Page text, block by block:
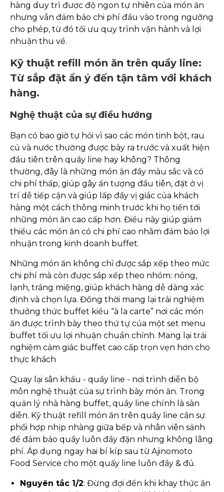
hàng duy trì được độ ngon tự nhiên của món ăn
nhưng vẫn đảm bảo chi phí đầu vào trong ngưỡng
cho phép, từ đó tối ưu quy trình vận hành và lợi
nhuận thu về.
Kỹ thuật refill món ăn trên quầy line:
Từ sắp đặt ẩn ý đến tận tâm với khách
hàng.
Nghệ thuật của sự điều hướng
Bạn có bao giờ tự hỏi vì sao các món tinh bột, rau
củ và nước thường được bày ra trước và xuất hiện
đầu tiên trên quầy line hay không? Thông
thường, đây là những món ăn đầy màu sắc và có
chi phí thấp, giúp gây ấn tượng đầu tiên, đặt ở vị
trí dễ tiếp cận và giúp lấp đầy vị giác của khách
hàng một cách thông minh trước khi họ tiến tới
những món ăn cao cấp hơn. Điều này giúp giảm
thiểu các món ăn có chi phí cao nhằm đảm bảo lợi
nhuận trong kinh doanh buffet.
Những món ăn không chỉ được sắp xếp theo mức
chi phí mà còn được sắp xếp theo nhóm: nóng,
lạnh, tráng miệng, giúp khách hàng dễ dàng xác
định và chọn lựa. Đồng thời mang lại trải nghiệm
thưởng thức buffet kiểu “à la carte” nơi các món
ăn được trình bày theo thứ tự của một set menu
buffet tối ưu lợi nhuận chuẩn chỉnh. Mang lại trải
nghiệm cảm giác buffet cao cấp trọn vẹn hơn cho
thực khách
Quay lại sân khấu - quầy line - nơi trình diễn bộ
môn nghệ thuật của sự trình bày món ăn. Trong
quản lý nhà hàng buffet, quầy line chính là sàn
diễn. Kỹ thuật refill món ăn trên quầy line cần sự
phối hợp nhịp nhàng giữa bếp và nhân viên sảnh
để đảm bảo quầy luôn đầy đặn nhưng không lãng
phí. Áp dụng ngay hai bí kíp sau từ Ajinomoto
Food Service cho một quấy line luôn đầy & đủ.
Nguyên tắc 1/2: Đừng đợi đến khi khay thức ăn